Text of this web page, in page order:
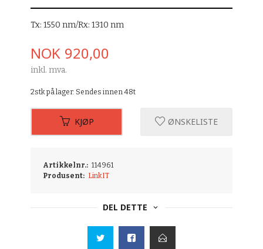
Tx: 1550 nm/Rx: 1310 nm
Pris
NOK 920,00
inkl. mva.
2stk på lager. Sendes innen 48t
KJØP ØNSKELISTE
Artikkelnr.: 114961
Produsent: LinkIT
DEL DETTE